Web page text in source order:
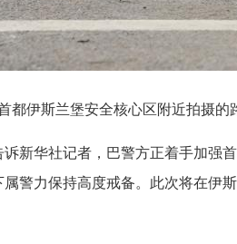
都伊斯兰堡安全核心区附近拍摄的
诉新华社记者，巴警方正着手加强
警力保持高度戒备。此次将在伊